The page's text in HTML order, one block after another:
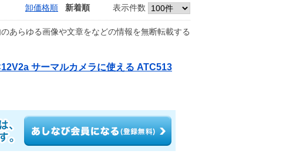
卸価格順 新着順 表示件数
あらゆる画像や文章をなどの情報を無断転載する
サーマルカメラに使える ATC513